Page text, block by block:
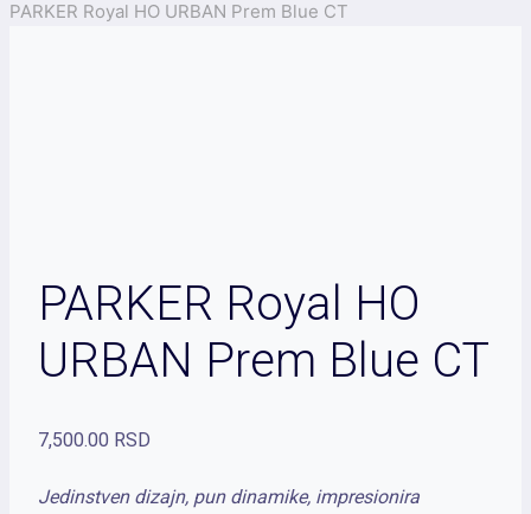
PARKER Royal HO URBAN Prem Blue CT
PARKER Royal HO
URBAN Prem Blue CT
7,500.00 RSD
Jedinstven dizajn, pun dinamike, impresionira